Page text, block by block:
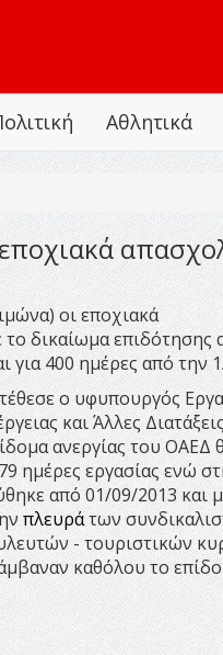
Αθλητικά
οι εποχιακά
δικαίωμα επιδότησης
για 400 ημέρες από την
ο υφυπουργός
και Άλλες
ανεργίας του ΟΑΕΔ
ημέρες εργασίας ενώ
από 01/09/2013 και
πλευράτων
- τουριστικών
καθόλου το